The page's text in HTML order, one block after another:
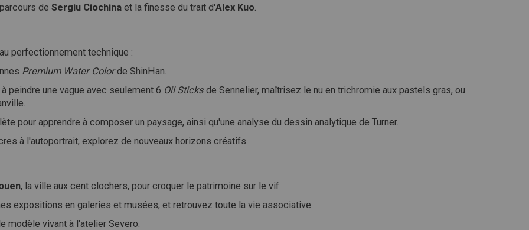
de Sergiu Ciochina et la finesse du trait d'Alex Kuo.
perfectionnement technique :
Premium Water Colorde ShinHan.
peindre une vague avec seulement 6 Oil Sticks de Sennelier, maîtrisez le nu en trichromie aux pastels gras, ou
pour apprendre à composer un paysage, ainsi qu'une analyse du dessin analytique de Turner.
à l'autoportrait, explorez de nouveaux horizons créatifs.
, la ville aux cent clochers, pour croquer le patrimoine sur le vif.
expositions en galeries et musées, et retrouvez toute la vie associative.
modèle vivant à l'atelier Severo.